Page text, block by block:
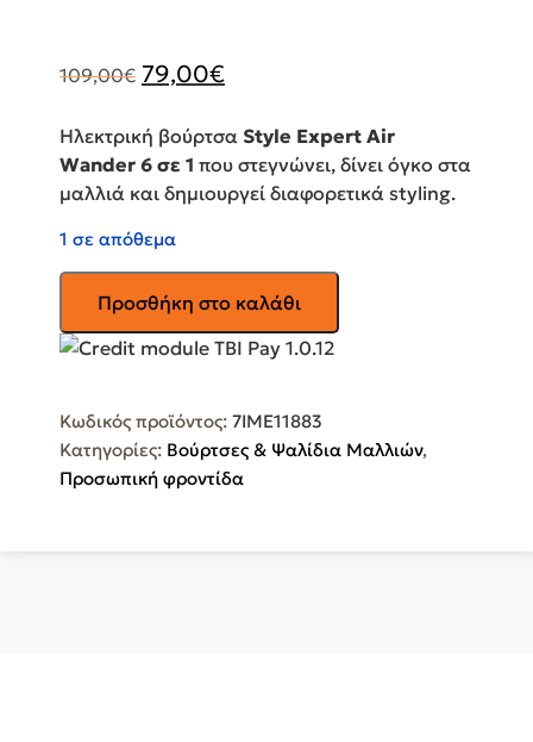
109,00€ price
109,00€.
79,00€τρέχουσα
είναι:
79,00€.
Ηλεκτρική βούρτσα Style Expert Air
Wander 6 σε 1 που στεγνώνει, δίνει όγκο στα
μαλλιά και δημιουργεί διαφορετικά styling.
1 σε απόθεμα
Style
Expert
6
in
1
Προσθήκη στο καλάθι
Κωδικός προϊόντος: 7IME11883
Κατηγορίες: Βούρτσες & Ψαλίδια Μαλλιών,
Προσωπική φροντίδα